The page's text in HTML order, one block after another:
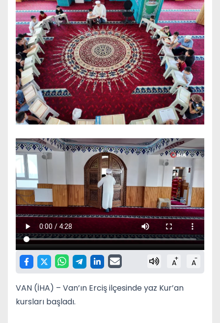
A+ A-
VAN (İHA) – Van’ın Erciş ilçesinde yaz Kur’an
kursları başladı.